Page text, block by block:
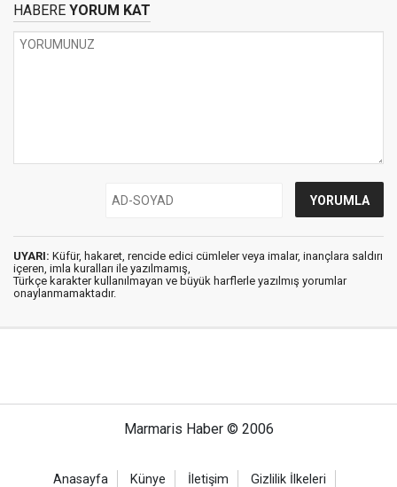
HABERE YORUM KAT
UYARI: Küfür, hakaret, rencide edici cümleler veya imalar, inançlara saldırı
içeren, imla kuralları ile yazılmamış,
Türkçe karakter kullanılmayan ve büyük harflerle yazılmış yorumlar
onaylanmamaktadır.
Marmaris Haber © 2006
Anasayfa Künye İletişim Gizlilik İlkeleri